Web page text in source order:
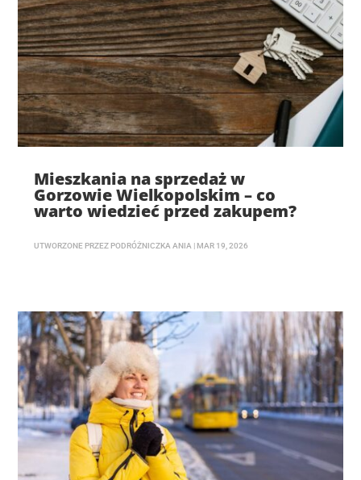
Mieszkania na sprzedaż w
Gorzowie Wielkopolskim – co
warto wiedzieć przed zakupem?
UTWORZONE PRZEZ PODRÓŻNICZKA ANIA | MAR 19, 2026